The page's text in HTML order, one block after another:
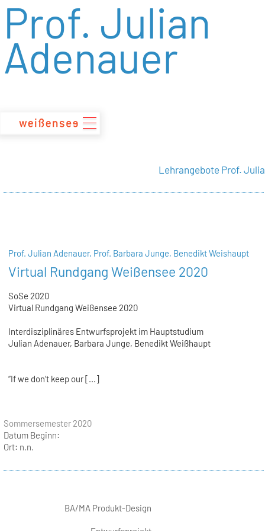
Prof. Julian
Adenauer
Lehrangebote Prof.
Prof. Julian Adenauer, Prof. Barbara Junge, Benedikt Weishaupt
Virtual Rundgang Weißensee 2020
SoSe 2020
Virtual Rundgang Weißensee 2020
Interdisziplinäres Entwurfsprojekt im Hauptstudium
Julian Adenauer, Barbara Junge, Benedikt Weißhaupt
“If we don‘t keep our [...]
Sommersemester 2020
Datum Beginn:
Ort: n.n.
BA/MA Produkt-Design